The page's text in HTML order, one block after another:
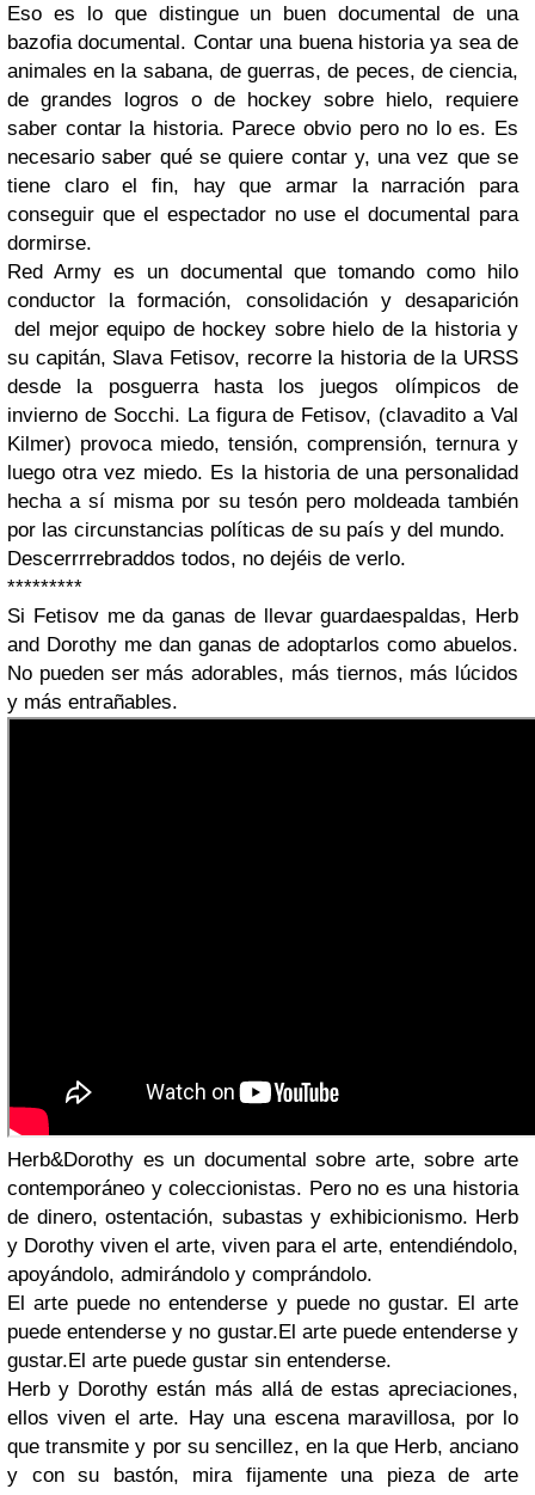
Eso es lo que distingue un buen documental de una
bazofia documental. Contar una buena historia ya sea de
animales en la sabana, de guerras, de peces, de ciencia,
de grandes logros o de hockey sobre hielo, requiere
saber contar la historia. Parece obvio pero no lo es. Es
necesario saber qué se quiere contar y, una vez que se
tiene claro el fin, hay que armar la narración para
conseguir que el espectador no use el documental para
dormirse.
Red Army es un documental que tomando como hilo
conductor la formación, consolidación y desaparición
del mejor equipo de hockey sobre hielo de la historia y
su capitán, Slava Fetisov, recorre la historia de la URSS
desde la posguerra hasta los juegos olímpicos de
invierno de Socchi. La figura de Fetisov, (clavadito a Val
Kilmer) provoca miedo, tensión, comprensión, ternura y
luego otra vez miedo. Es la historia de una personalidad
hecha a sí misma por su tesón pero moldeada también
por las circunstancias políticas de su país y del mundo.
Descerrrrebraddos todos, no dejéis de verlo.
*********
Si Fetisov me da ganas de llevar guardaespaldas, Herb
and Dorothy me dan ganas de adoptarlos como abuelos.
No pueden ser más adorables, más tiernos, más lúcidos
y más entrañables.
Herb&Dorothy es un documental sobre arte, sobre arte
contemporáneo y coleccionistas. Pero no es una historia
de dinero, ostentación, subastas y exhibicionismo. Herb
y Dorothy viven el arte, viven para el arte, entendiéndolo,
apoyándolo, admirándolo y comprándolo.
El arte puede no entenderse y puede no gustar. El arte
puede entenderse y no gustar.El arte puede entenderse y
gustar.El arte puede gustar sin entenderse.
Herb y Dorothy están más allá de estas apreciaciones,
ellos viven el arte. Hay una escena maravillosa, por lo
que transmite y por su sencillez, en la que Herb, anciano
y con su bastón, mira fijamente una pieza de arte